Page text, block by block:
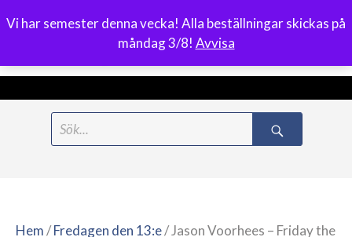
Vi har semester denna vecka! Alla beställningar skickas på
måndag 3/8! Avvisa
0
Meny
Hem/Fredagen den 13:e/ Jason Voorhees – Friday the